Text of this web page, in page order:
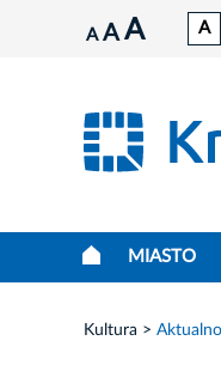
A A A A
MIASTO
Kultura